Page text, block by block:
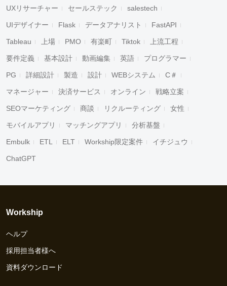
UXリサーチャー セールステック salestech
UIデザイナー Flask データアナリスト FastAPI
Tableau 上場 PMO 有楽町 Tiktok 上流工程
要件定義 基本設計 動画編集 英語 プログラマー
PG 詳細設計 製造 設計 WEBシステム C＃
マネージャー 決済サービス オンライン 戦略立案
SEOマーケティング 商談 リクルーティング 女性
モバイルアプリ マッチングアプリ 分析基盤
Embulk ETL ELT Workship限定案件 イチジュウ
ChatGPT
Workship
ヘルプ
採用担当者様へ
資料ダウンロード